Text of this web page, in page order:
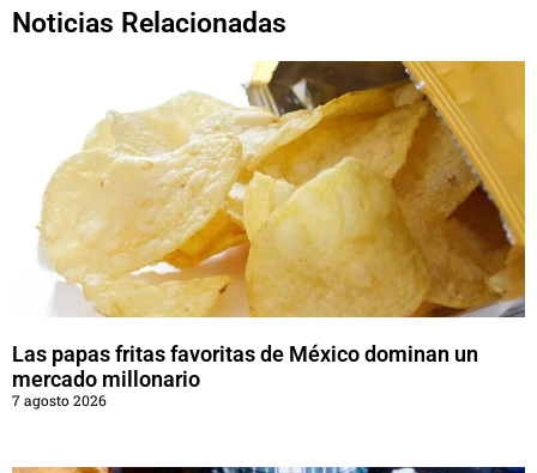
Noticias Relacionadas
Las papas fritas favoritas de México dominan un
mercado millonario
7 agosto 2026